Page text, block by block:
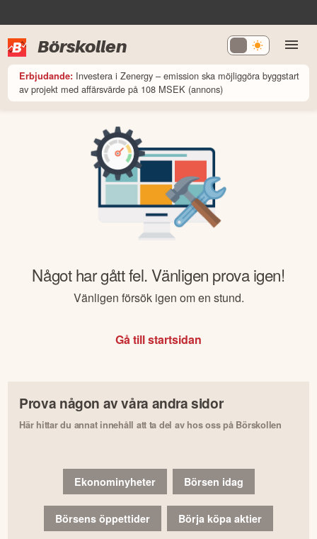
Börskollen
Erbjudande: Investera i Zenergy – emission ska möjliggöra byggstart
av projekt med affärsvärde på 108 MSEK (annons)
Något har gått fel. Vänligen prova igen!
Vänligen försök igen om en stund.
Gå till startsidan
Prova någon av våra andra sidor
Här hittar du annat innehåll att ta del av hos oss på Börskollen
Ekonominyheter Börsen idag
Börsens öppettider Börja köpa aktier